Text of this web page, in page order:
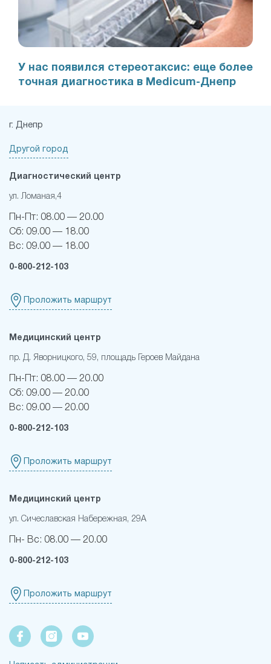
У нас появился стереотаксис: еще более
точная диагностика в Medicum-Днепр
г. Днепр
Другой город
Диагностический центр
ул. Ломаная,4
Пн-Пт: 08.00 — 20.00
Сб: 09.00 — 18.00
Вс: 09.00 — 18.00
0-800-212-103
Проложить маршрут
Медицинский центр
пр. Д. Яворницкого, 59, площадь Героев Майдана
Пн-Пт: 08.00 — 20.00
Сб: 09.00 — 20.00
Вс: 09.00 — 20.00
0-800-212-103
Проложить маршрут
Медицинский центр
ул. Сичеславская Набережная, 29А
Пн- Вс: 08.00 — 20.00
0-800-212-103
Проложить маршрут